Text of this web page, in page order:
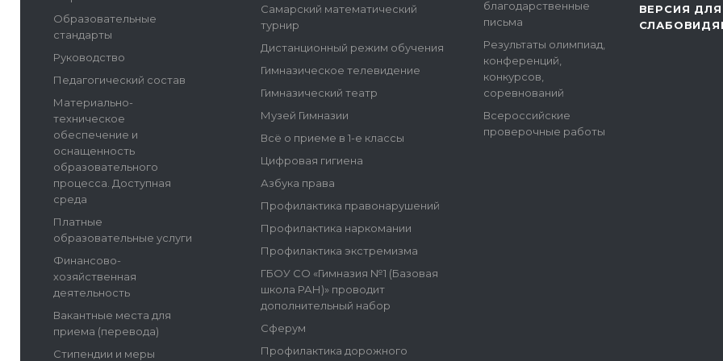
Образовательные
стандарты
Руководство
Педагогический состав
Материально-
техническое
обеспечение и
оснащенность
образовательного
процесса. Доступная
среда
Платные
образовательные услуги
Финансово-
хозяйственная
деятельность
Вакантные места для
приема (перевода)
Стипендии и меры
Самарский математический
турнир
Дистанционный режим обучения
Гимназическое телевидение
Гимназический театр
Музей Гимназии
Всё о приеме в 1-е классы
Цифровая гигиена
Азбука права
Профилактика правонарушений
Профилактика наркомании
Профилактика экстремизма
ГБОУ СО «Гимназия №1 (Базовая
школа РАН)» проводит
дополнительный набор
Сферум
Профилактика дорожного
благодарственные
письма
Результаты олимпиад,
конференций,
конкурсов,
соревнований
Всероссийские
проверочные работы
ВЕРСИЯ ДЛЯ